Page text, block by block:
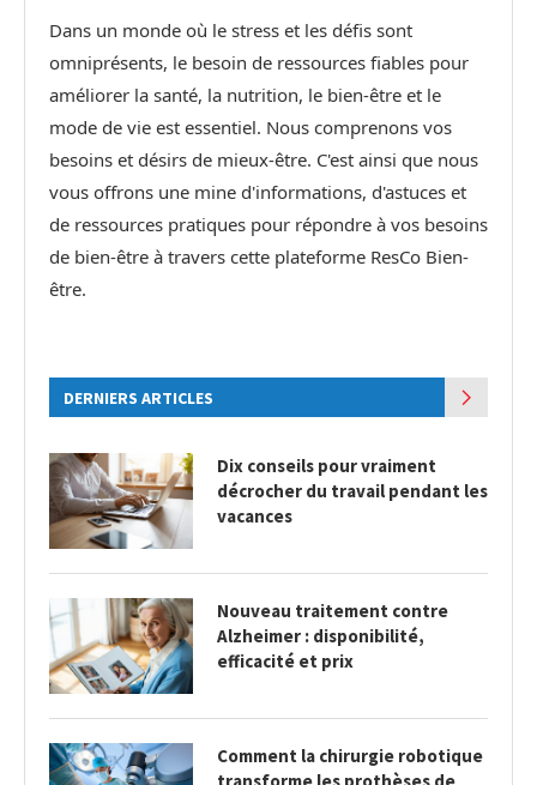
Dans un monde où le stress et les défis sont
omniprésents, le besoin de ressources fiables pour
améliorer la santé, la nutrition, le bien-être et le
mode de vie est essentiel. Nous comprenons vos
besoins et désirs de mieux-être. C'est ainsi que nous
vous offrons une mine d'informations, d'astuces et
de ressources pratiques pour répondre à vos besoins
de bien-être à travers cette plateforme ResCo Bien-
être.
DERNIERS ARTICLES
Dix conseils pour vraiment
décrocher du travail pendant les
vacances
Nouveau traitement contre
Alzheimer : disponibilité,
efficacité et prix
Comment la chirurgie robotique